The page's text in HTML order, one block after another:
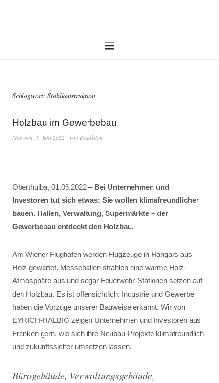
Schlagwort: Stahlkonstruktion
Holzbau im Gewerbebau
Mittwoch, 1. Juni 2022 von Redaktion
Oberthulba, 01.06.2022 – Bei Unternehmen und
Investoren tut sich etwas: Sie wollen klimafreundlicher
bauen. Hallen, Verwaltung, Supermärkte – der
Gewerbebau entdeckt den Holzbau.
Am Wiener Flughafen werden Flugzeuge in Hangars aus
Holz gewartet. Messehallen strahlen eine warme Holz-
Atmosphäre aus und sogar Feuerwehr-Stationen setzen auf
den Holzbau. Es ist offensichtlich: Industrie und Gewerbe
haben die Vorzüge unserer Bauweise erkannt. Wir von
EYRICH-HALBIG zeigen Unternehmen und Investoren aus
Franken gern, wie sich ihre Neubau-Projekte klimafreundlich
und zukunftssicher umsetzen lassen.
Bürogebäude, Verwaltungsgebäude,